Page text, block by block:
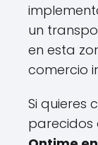
un
en esta
comercio
Si quieres
parecidos